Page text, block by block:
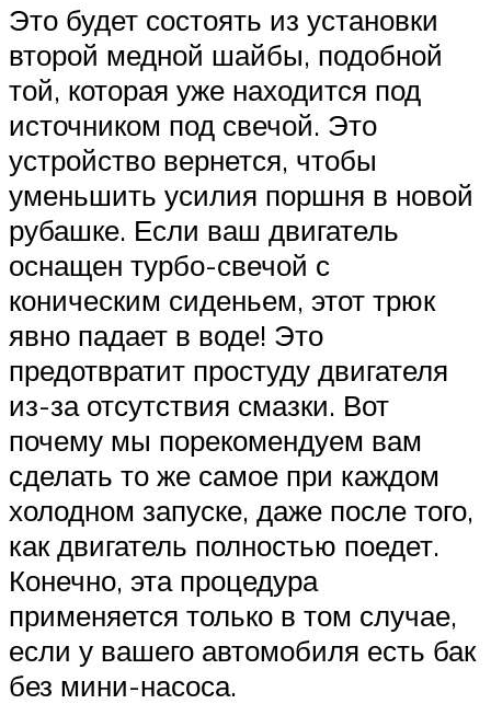
Это будет состоять из установки
второй медной шайбы, подобной
той, которая уже находится под
источником под свечой. Это
устройство вернется, чтобы
уменьшить усилия поршня в новой
рубашке. Если ваш двигатель
оснащен турбо-свечой с
коническим сиденьем, этот трюк
явно падает в воде! Это
предотвратит простуду двигателя
из-за отсутствия смазки. Вот
почему мы порекомендуем вам
сделать то же самое при каждом
холодном запуске, даже после того,
как двигатель полностью поедет.
Конечно, эта процедура
применяется только в том случае,
если у вашего автомобиля есть бак
без мини-насоса.